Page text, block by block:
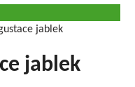
jablek
jablek